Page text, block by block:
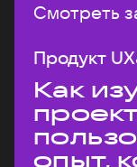
Смотреть
Продукт
Как
опыт,